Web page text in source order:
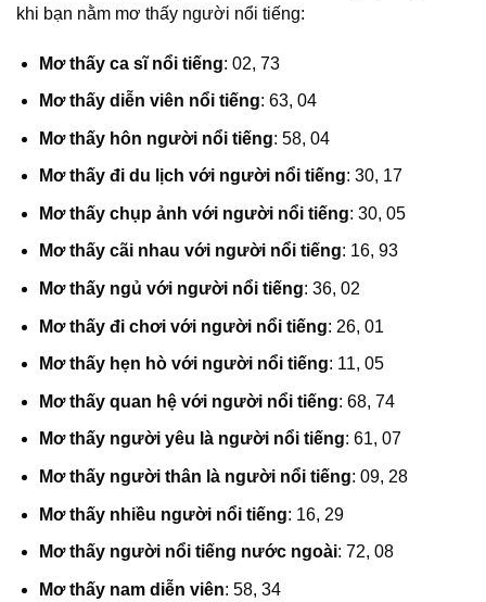
khi bạn nằm mơ thấy người nổi tiếng:
Mơ thấy ca sĩ nổi tiếng: 02, 73
Mơ thấy diễn viên nổi tiếng: 63, 04
Mơ thấy hôn người nổi tiếng: 58, 04
Mơ thấy đi du lịch với người nổi tiếng: 30, 17
Mơ thấy chụp ảnh với người nổi tiếng: 30, 05
Mơ thấy cãi nhau với người nổi tiếng: 16, 93
Mơ thấy ngủ với người nổi tiếng: 36, 02
Mơ thấy đi chơi với người nổi tiếng: 26, 01
Mơ thấy hẹn hò với người nổi tiếng: 11, 05
Mơ thấy quan hệ với người nổi tiếng: 68, 74
Mơ thấy người yêu là người nổi tiếng: 61, 07
Mơ thấy người thân là người nổi tiếng: 09, 28
Mơ thấy nhiều người nổi tiếng: 16, 29
Mơ thấy người nổi tiếng nước ngoài: 72, 08
Mơ thấy nam diễn viên: 58, 34